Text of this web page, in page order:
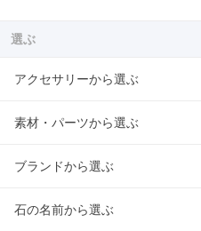
選ぶ
アクセサリーから選ぶ
素材・パーツから選ぶ
ブランドから選ぶ
石の名前から選ぶ